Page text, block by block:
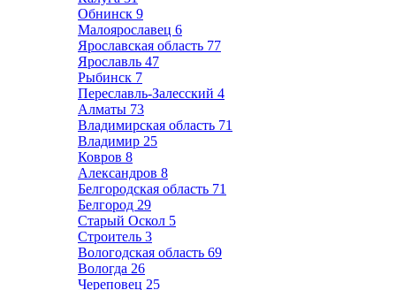
Обнинск 9
Малоярославец 6
Ярославская область 77
Ярославль 47
Рыбинск 7
Переславль-Залесский 4
Алматы 73
Владимирская область 71
Владимир 25
Ковров 8
Александров 8
Белгородская область 71
Белгород 29
Старый Оскол 5
Строитель 3
Вологодская область 69
Вологда 26
Череповец 25